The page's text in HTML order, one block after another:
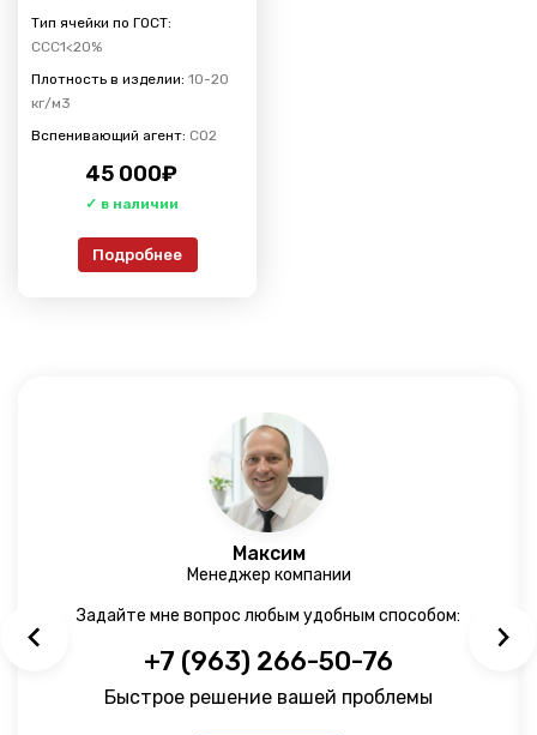
Тип ячейки по ГОСТ:
ССС1<20%
Плотность в изделии: 10-20
кг/м3
Вспенивающий агент: CO2
45 000₽
Подробнее
Максим
Менеджер компании
Задайте мне вопрос любым удобным способом:
+7 (963) 266-50-76
Быстрое решение вашей проблемы